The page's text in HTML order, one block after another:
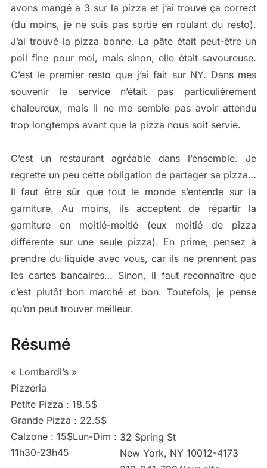
avons mangé à 3 sur la pizza et j’ai trouvé ça correct
(du moins, je ne suis pas sortie en roulant du resto).
J’ai trouvé la pizza bonne. La pâte était peut-être un
poil fine pour moi, mais sinon, elle était savoureuse.
C’est le premier resto que j’ai fait sur NY. Dans mes
souvenir le service n’était pas particulièrement
chaleureux, mais il ne me semble pas avoir attendu
trop longtemps avant que la pizza nous soit servie.
C’est un restaurant agréable dans l’ensemble. Je
regrette un peu cette obligation de partager sa pizza…
Il faut être sûr que tout le monde s’entende sur la
garniture. Au moins, ils acceptent de répartir la
garniture en moitié-moitié (eux moitié de pizza
différente sur une seule pizza). En prime, pensez à
prendre du liquide avec vous, car ils ne prennent pas
les cartes bancaires… Sinon, il faut reconnaître que
c’est plutôt bon marché et bon. Toutefois, je pense
qu’on peut trouver meilleur.
Résumé
« Lombardi’s »
Pizzeria
Petite Pizza : 18.5$
Grande Pizza : 22.5$
Calzone : 15$Lun-Dim :
11h30-23h45
32 Spring St
New York, NY 10012-4173